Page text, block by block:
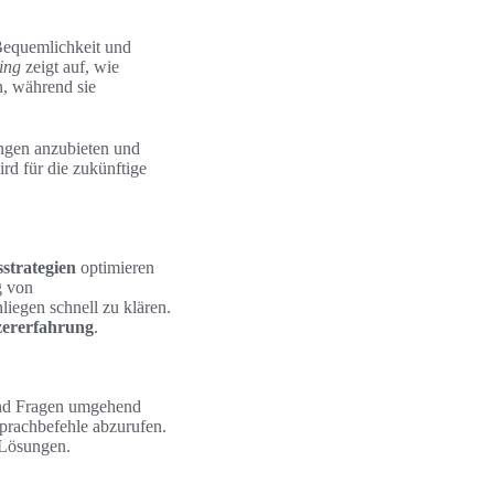
und
zeigt auf, wie
während sie
anzubieten und
für die zukünftige
optimieren
von
schnell zu klären.
.
Fragen umgehend
abzurufen.